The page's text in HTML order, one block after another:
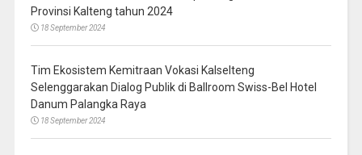
Provinsi Kalteng tahun 2024
18 September 2024
Tim Ekosistem Kemitraan Vokasi Kalselteng
Selenggarakan Dialog Publik di Ballroom Swiss-Bel Hotel
Danum Palangka Raya
18 September 2024